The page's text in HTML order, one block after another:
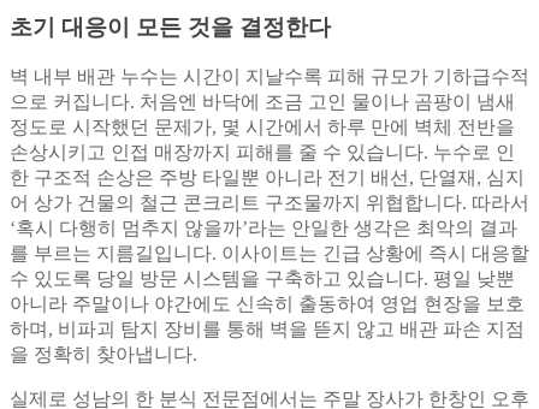
초기 대응이 모든 것을 결정한다
벽 내부 배관 누수는 시간이 지날수록 피해 규모가 기하급수적
으로 커집니다. 처음엔 바닥에 조금 고인 물이나 곰팡이 냄새
정도로 시작했던 문제가, 몇 시간에서 하루 만에 벽체 전반을
손상시키고 인접 매장까지 피해를 줄 수 있습니다. 누수로 인
한 구조적 손상은 주방 타일뿐 아니라 전기 배선, 단열재, 심지
어 상가 건물의 철근 콘크리트 구조물까지 위협합니다. 따라서
‘혹시 다행히 멈추지 않을까’라는 안일한 생각은 최악의 결과
를 부르는 지름길입니다. 이사이트는 긴급 상황에 즉시 대응할
수 있도록 당일 방문 시스템을 구축하고 있습니다. 평일 낮뿐
아니라 주말이나 야간에도 신속히 출동하여 영업 현장을 보호
하며, 비파괴 탐지 장비를 통해 벽을 뜯지 않고 배관 파손 지점
을 정확히 찾아냅니다.
실제로 성남의 한 분식 전문점에서는 주말 장사가 한창인 오후